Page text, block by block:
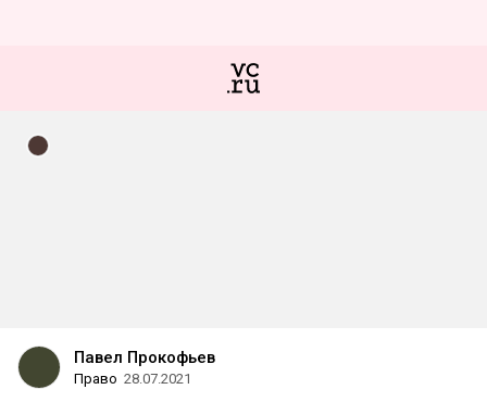
Павел Прокофьев
Право 28.07.2021